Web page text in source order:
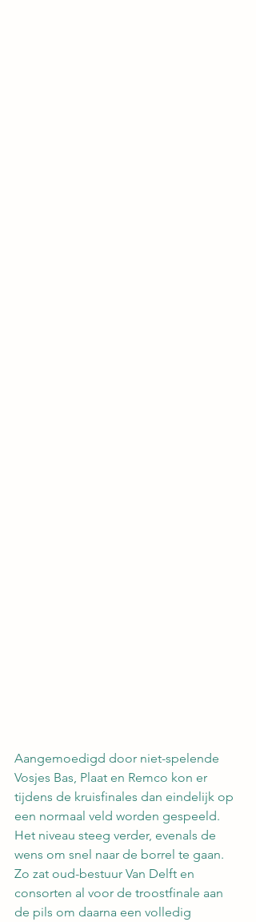
Aangemoedigd door niet-spelende
Vosjes Bas, Plaat en Remco kon er
tijdens de kruisfinales dan eindelijk op
een normaal veld worden gespeeld.
Het niveau steeg verder, evenals de
wens om snel naar de borrel te gaan.
Zo zat oud-bestuur Van Delft en
consorten al voor de troostfinale aan
de pils om daarna een volledig